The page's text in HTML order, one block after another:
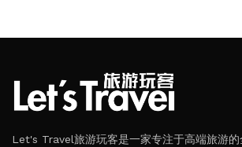
Let's Travel旅游玩客是一家专注于高端旅游